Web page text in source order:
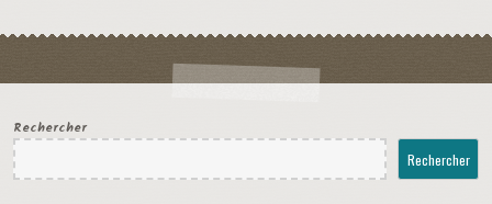
Rechercher
Rechercher